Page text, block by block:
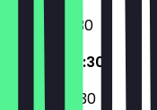
10:00 - 20:30
09:30 - 20:30
09:30 - 20:30